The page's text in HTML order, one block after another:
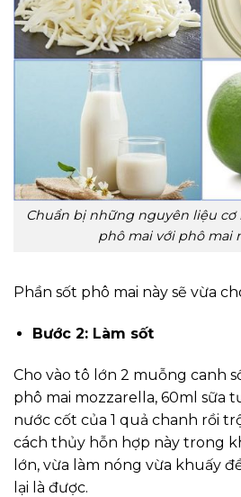
Chuẩn bị những nguyên liệu cơ
phô mai với phô mai
Phần sốt phô mai này sẽ vừa
Bước 2: Làm sốt
Cho vào tô lớn 2 muỗng canh
phô mai mozzarella, 60ml sữa
nước cốt của 1 quả chanh rồi
cách thủy hỗn hợp này trong
lớn, vừa làm nóng vừa khuấy
lại là được.